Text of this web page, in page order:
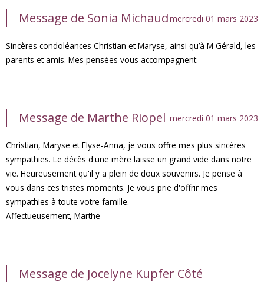
Message de Sonia Michaudmercredi 01 mars 2023
Sincères condoléances Christian et Maryse, ainsi qu’à M Gérald, les
parents et amis. Mes pensées vous accompagnent.
Message de Marthe Riopel mercredi 01 mars 2023
Christian, Maryse et Elyse-Anna, je vous offre mes plus sincères
sympathies. Le décès d'une mère laisse un grand vide dans notre
vie. Heureusement qu'il y a plein de doux souvenirs. Je pense à
vous dans ces tristes moments. Je vous prie d'offrir mes
sympathies à toute votre famille.
Affectueusement, Marthe
Message de Jocelyne Kupfer Côté